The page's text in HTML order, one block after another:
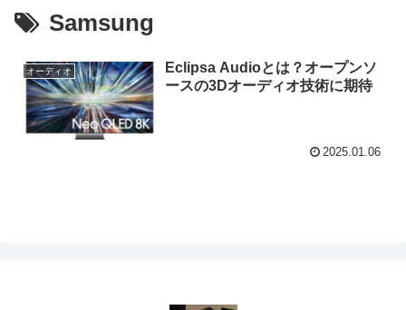
Samsung
オーディオ
Eclipsa Audioとは？オープンソ
ースの3Dオーディオ技術に期待
2025.01.06